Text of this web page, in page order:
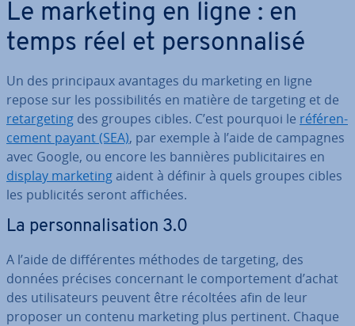
Le marketing en ligne : en
temps réel et per­son­na­lisé
Un des prin­ci­paux avantages du marketing en ligne
repose sur les pos­si­bi­li­tés en matière de targeting et de
re­tar­ge­ting des groupes cibles. C’est pourquoi le ré­fé­ren­
ce­ment payant (SEA), par exemple à l’aide de campagnes
avec Google, ou encore les bannières pu­bli­ci­taires en
display marketingaident à définir à quels groupes cibles
les pu­bli­ci­tés seront affichées.
La per­son­na­li­sa­tion 3.0
A l’aide de dif­fé­rentes méthodes de targeting, des
données précises con­cer­nant le com­por­te­ment d’achat
des uti­li­sa­teurs peuvent être récoltées afin de leur
proposer un contenu marketing plus pertinent. Chaque